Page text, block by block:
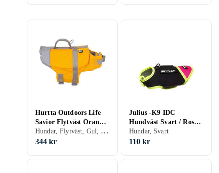
Hurtta Outdoors Life
Savior Flytväst Orange
(40-80kg)
Hundar, Flytväst, Gul, Orange, XL
344 kr
Julius -K9 IDC
Hundväst Svart / Rosa /
Baby 1
Hundar, Svart
110 kr